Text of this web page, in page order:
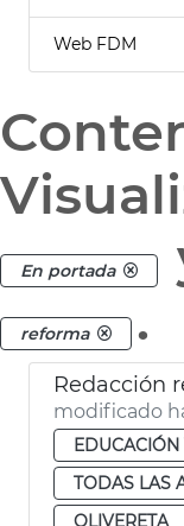
Web FDM
En portada
reforma .
modificado
EDUCACIÓN
TODAS LAS
OLIVERETA